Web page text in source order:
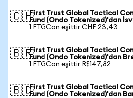
🇨🇭First Trust Global Tactical
Fund (Ondo Tokenized)'dan
1 FTGCon eşittir CHF 23,43
🇧🇷First Trust Global Tactical
Fund (Ondo Tokenized)'dan
1 FTGCon eşittir R$147,82
🇧🇩First Trust Global Tactical
Fund (Ondo Tokenized)'dan